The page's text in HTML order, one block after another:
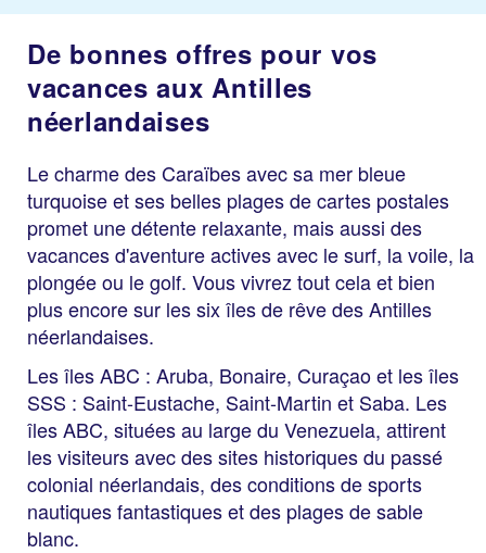
De bonnes offres pour vos
vacances aux Antilles
néerlandaises
Le charme des Caraïbes avec sa mer bleue
turquoise et ses belles plages de cartes postales
promet une détente relaxante, mais aussi des
vacances d'aventure actives avec le surf, la voile, la
plongée ou le golf. Vous vivrez tout cela et bien
plus encore sur les six îles de rêve des Antilles
néerlandaises.
Les îles ABC : Aruba, Bonaire, Curaçao et les îles
SSS : Saint-Eustache, Saint-Martin et Saba. Les
îles ABC, situées au large du Venezuela, attirent
les visiteurs avec des sites historiques du passé
colonial néerlandais, des conditions de sports
nautiques fantastiques et des plages de sable
blanc.